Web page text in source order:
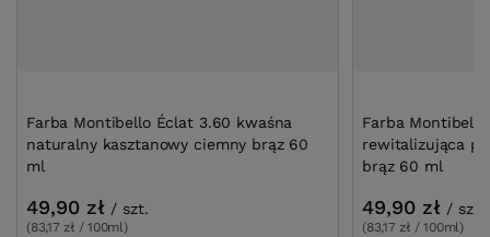
Farba Montibello Éclat 3.60 kwaśna
naturalny kasztanowy ciemny brąz 60
ml
49,90 zł / szt.
(83,17 zł / 100ml)
Farba
rewitalizująca
brąz 60 ml
49,90 zł / szt.
(83,17 zł / 100ml)